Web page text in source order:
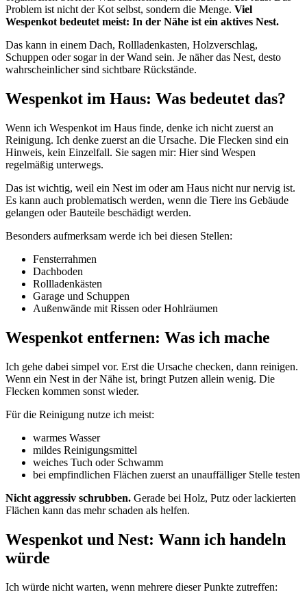
Problem ist nicht der Kot selbst, sondern die Menge. Viel
Wespenkot bedeutet meist: In der Nähe ist ein aktives Nest.
Das kann in einem Dach, Rollladenkasten, Holzverschlag,
Schuppen oder sogar in der Wand sein. Je näher das Nest, desto
wahrscheinlicher sind sichtbare Rückstände.
Wespenkot im Haus: Was bedeutet das?
Wenn ich Wespenkot im Haus finde, denke ich nicht zuerst an
Reinigung. Ich denke zuerst an die Ursache. Die Flecken sind ein
Hinweis, kein Einzelfall. Sie sagen mir: Hier sind Wespen
regelmäßig unterwegs.
Das ist wichtig, weil ein Nest im oder am Haus nicht nur nervig ist.
Es kann auch problematisch werden, wenn die Tiere ins Gebäude
gelangen oder Bauteile beschädigt werden.
Besonders aufmerksam werde ich bei diesen Stellen:
Fensterrahmen
Dachboden
Rollladenkästen
Garage und Schuppen
Außenwände mit Rissen oder Hohlräumen
Wespenkot entfernen: Was ich mache
Ich gehe dabei simpel vor. Erst die Ursache checken, dann reinigen.
Wenn ein Nest in der Nähe ist, bringt Putzen allein wenig. Die
Flecken kommen sonst wieder.
Für die Reinigung nutze ich meist:
warmes Wasser
mildes Reinigungsmittel
weiches Tuch oder Schwamm
bei empfindlichen Flächen zuerst an unauffälliger Stelle testen
Nicht aggressiv schrubben. Gerade bei Holz, Putz oder lackierten
Flächen kann das mehr schaden als helfen.
Wespenkot und Nest: Wann ich handeln
würde
Ich würde nicht warten, wenn mehrere dieser Punkte zutreffen: